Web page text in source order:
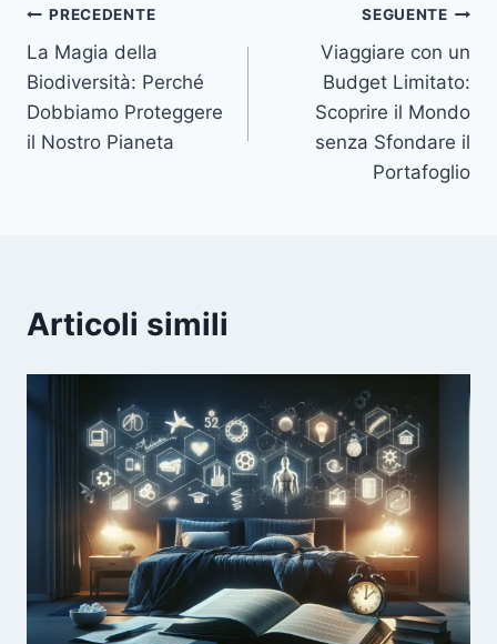
Navigazione
articoli
PRECEDENTE
La Magia della
Biodiversità: Perché
Dobbiamo Proteggere
il Nostro Pianeta
SEGUENTE
Viaggiare con un
Budget Limitato:
Scoprire il Mondo
senza Sfondare il
Portafoglio
Articoli simili